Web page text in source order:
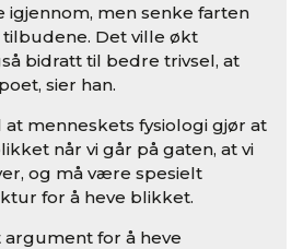
igjennom, men senke farten
Det ville økt
bidratt til bedre trivsel, at
sier han.
at menneskets fysiologi gjør at
når vi går på gaten, at vi
og må være spesielt
for å heve blikket.
for å heve